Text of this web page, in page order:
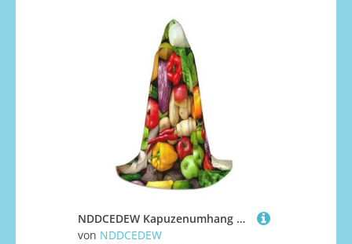
NDDCEDEW Kapuzenumhang mit frischem Obst und Gemüse bedruckt, für Teenager, bodenlanger Kapuzenumhang
von NDDCEDEW